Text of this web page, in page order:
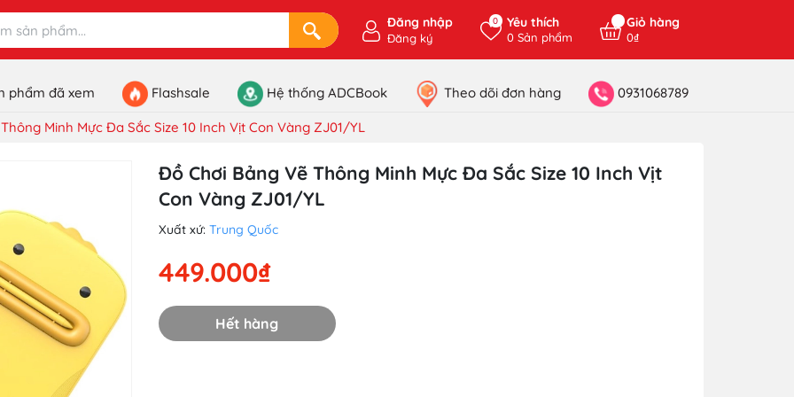
Đăng nhập
Đăng ký
0 Yêu thích
0Sản phẩm
Giỏ hàng
0₫
phẩm đã xem Flashsale Hệ thống ADCBook Theo dõi đơn hàng 0931068789
Minh Mực Đa Sắc Size 10 Inch Vịt Con Vàng ZJ01/YL
Đồ Chơi Bảng Vẽ Thông Minh Mực Đa Sắc Size 10 Inch Vịt
Con Vàng ZJ01/YL
Xuất xứ: Trung Quốc
449.000₫
Hết hàng